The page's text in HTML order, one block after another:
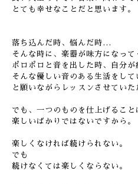
とても幸せなことだと思います。
落ち込んだ時、悩んだ時…
そんな時に、楽器が味方になっ
ポロポロと音を出した時、自分
そんな優しい音のある生活をして
と願いながらレッスンさせてい
でも、一つのものを仕上げること
楽しいばかりではないですから。
楽しくなければ続けられない。
でも
続けなくては楽しくならない。